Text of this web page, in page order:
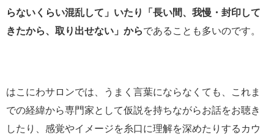
らないくらい混乱して」いたり「長い間、我慢・封印して
きたから、取り出せない」からであることも多いのです。
はこにわサロンでは、うまく言葉にならなくても、これま
での経緯から専門家として仮説を持ちながらお話をお聴き
したり、感覚やイメージを糸口に理解を深めたりするカウ